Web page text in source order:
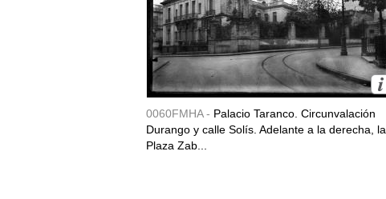
0060FMHA - Palacio Taranco. Circunvalación
Durango y calle Solís. Adelante a la derecha, la
Plaza Zab...